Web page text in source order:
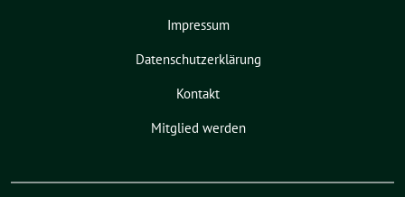
Impressum
Datenschutzerklärung
Kontakt
Mitglied werden